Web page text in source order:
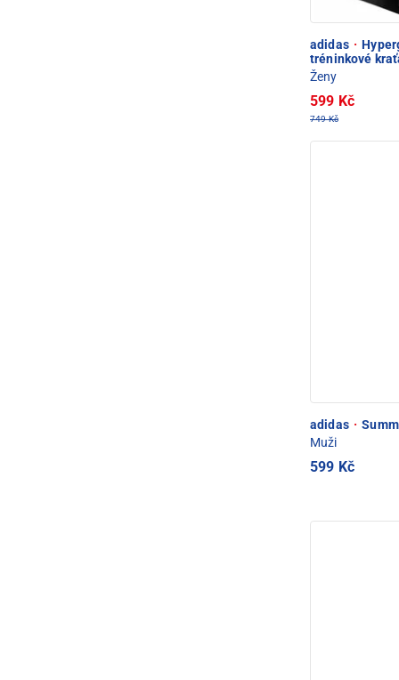
adidas ·
tréninkové
Ženy
599 Kč
749 Kč
adidas ·
Muži
599 Kč